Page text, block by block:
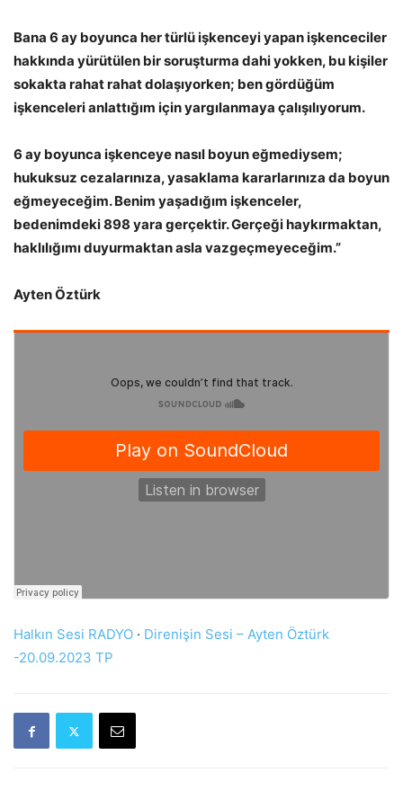
Bana 6 ay boyunca her türlü işkenceyi yapan işkenceciler
hakkında yürütülen bir soruşturma dahi yokken, bu kişiler
sokakta rahat rahat dolaşıyorken; ben gördüğüm
işkenceleri anlattığım için yargılanmaya çalışılıyorum.
6 ay boyunca işkenceye nasıl boyun eğmediysem;
hukuksuz cezalarınıza, yasaklama kararlarınıza da boyun
eğmeyeceğim. Benim yaşadığım işkenceler,
bedenimdeki 898 yara gerçektir. Gerçeği haykırmaktan,
haklılığımı duyurmaktan asla vazgeçmeyeceğim.”
Ayten Öztürk
Halkın Sesi RADYO · Direnişin Sesi – Ayten Öztürk
-20.09.2023 TP